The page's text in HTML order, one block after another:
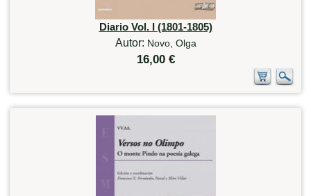
Diario Vol. I (1801-1805)
Autor: Novo, Olga
16,00 €